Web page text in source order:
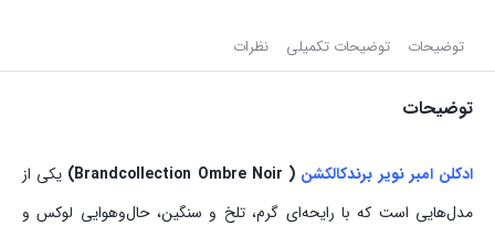
عدد
توضیحات توضیحات تکمیلی نظرات
توضیحات
ادکلن امبر نویر برندکالکشن ( Brandcollection Ombre Noir)
یکی از
مدل‌هایی است که با رایحه‌ای گرم، تلخ و سنگین، حال‌وهوایی لوکس و